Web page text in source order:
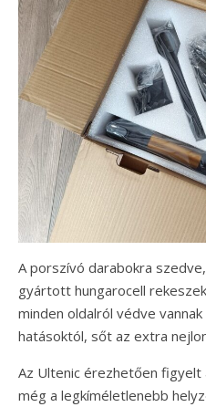
A porszívó darabokra
gyártott hungarocell
minden oldalról védve
hatásoktól, sőt az extra
Az Ultenic érezhetően figyelt
még a legkíméletlenebb